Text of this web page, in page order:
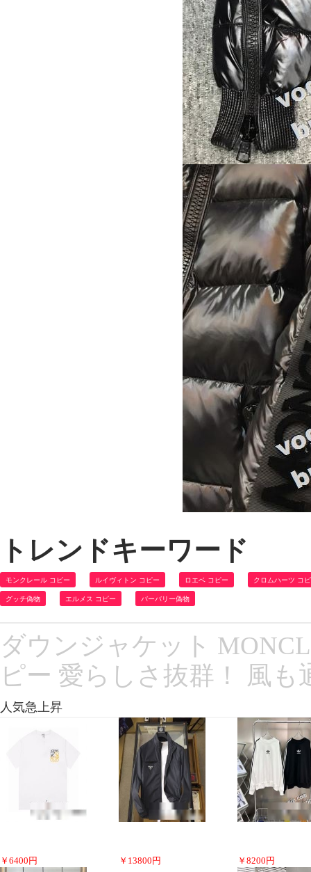
トレンドキーワード
モンクレール コピー ルイヴィトン コピー ロエベ コピー クロムハーツ コ
グッチ偽物 エルメス コピー バーバリー偽物
ダウンジャケット
ピー 愛らしさ抜群！ 風も
人気急上昇
￥ 6400 円 ￥ 13800 円 ￥ 8200 円